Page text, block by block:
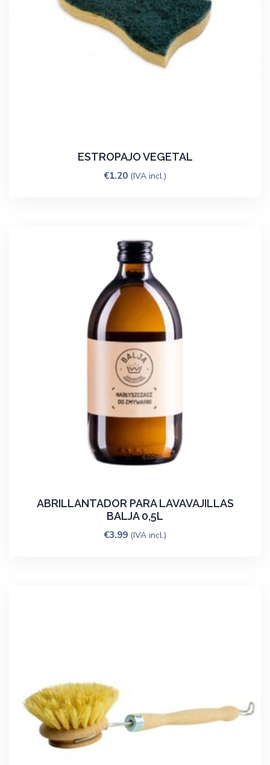
ESTROPAJO VEGETAL
€1.20 (IVA incl.)
ABRILLANTADOR PARA LAVAVAJILLAS
BALJA 0,5L
€3.99 (IVA incl.)